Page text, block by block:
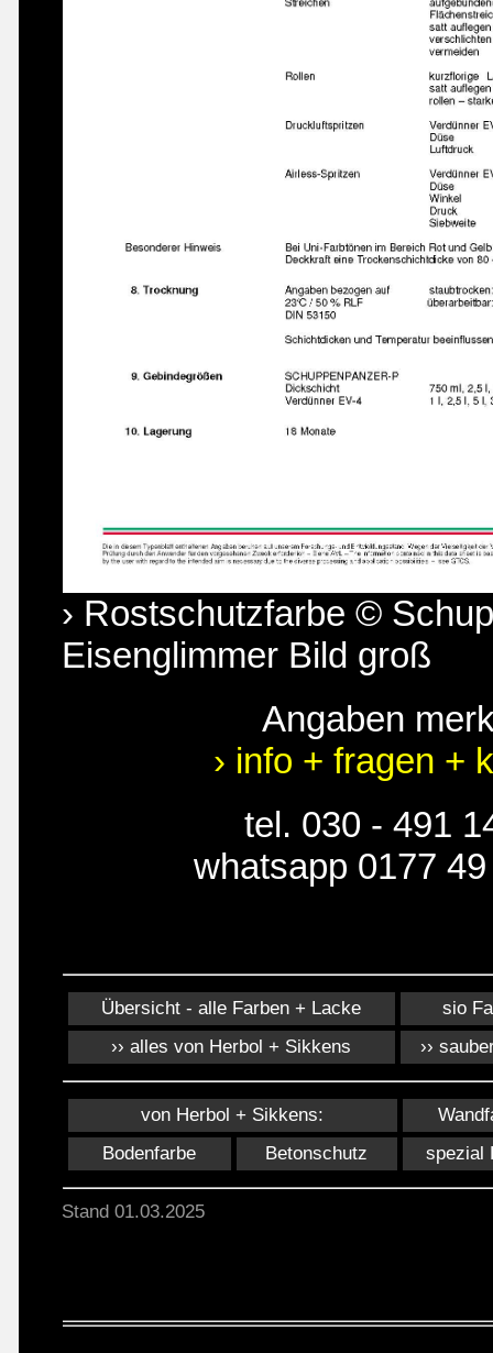
› Rostschutzfarbe ©
Eisenglimmer Bild groß
Angaben
› info + fragen +
tel. 030 - 491
whatsapp 0177
Übersicht - alle Farben + Lacke
sio
›› alles von Herbol + Sikkens
››
von Herbol + Sikkens:
Bodenfarbe
Betonschutz spezial
Stand 01.03.2025